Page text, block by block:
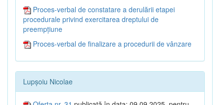
Proces-verbal de constatare a derulării etapei
procedurale privind exercitarea dreptului de
preempțiune
Proces-verbal de finalizare a procedurii de vânzare
Lupșoiu Nicolae